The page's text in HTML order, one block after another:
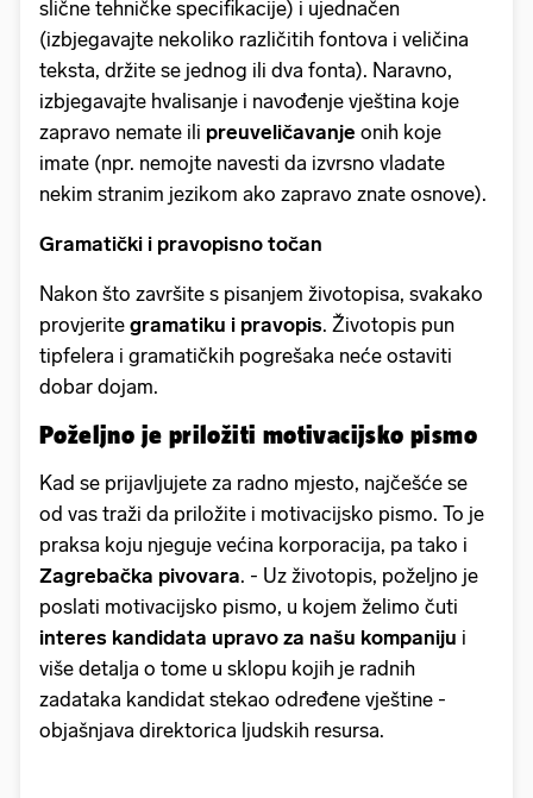
slične tehničke specifikacije) i ujednačen
(izbjegavajte nekoliko različitih fontova i veličina
teksta, držite se jednog ili dva fonta). Naravno,
izbjegavajte hvalisanje i navođenje vještina koje
zapravo nemate ili preuveličavanje onih koje
imate (npr. nemojte navesti da izvrsno vladate
nekim stranim jezikom ako zapravo znate osnove).
Gramatički i pravopisno točan
Nakon što završite s pisanjem životopisa, svakako
provjerite gramatiku i pravopis. Životopis pun
tipfelera i gramatičkih pogrešaka neće ostaviti
dobar dojam.
Poželjno je priložiti motivacijsko pismo
Kad se prijavljujete za radno mjesto, najčešće se
od vas traži da priložite i motivacijsko pismo. To je
praksa koju njeguje većina korporacija, pa tako i
Zagrebačka pivovara. - Uz životopis, poželjno je
poslati motivacijsko pismo, u kojem želimo čuti
interes kandidata upravo za našu kompaniju i
više detalja o tome u sklopu kojih je radnih
zadataka kandidat stekao određene vještine -
objašnjava direktorica ljudskih resursa.